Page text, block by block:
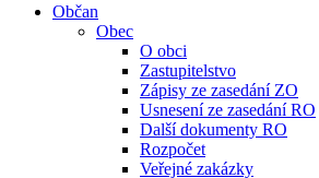
Občan
Obec
O obci
Zastupitelstvo
Zápisy ze zasedání ZO
Usnesení ze zasedání RO
Další dokumenty RO
Rozpočet
Veřejné zakázky